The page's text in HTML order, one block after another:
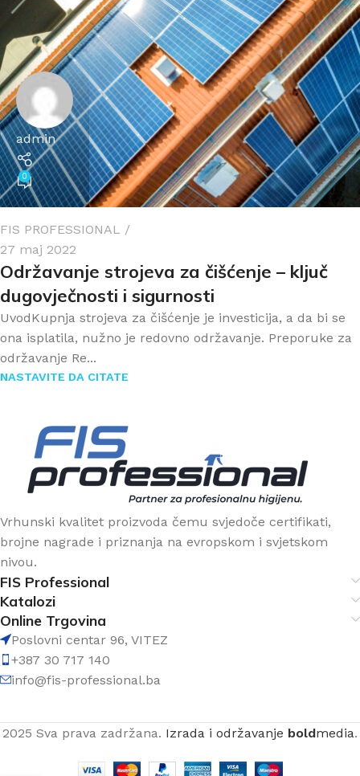
admin
0
FIS PROFESSIONAL
27 maj 2022
Održavanje strojeva za čišćenje – ključ
dugovječnosti i sigurnosti
UvodKupnja strojeva za čišćenje je investicija, a da bi se
ona isplatila, nužno je redovno održavanje. Preporuke za
održavanje Re...
NASTAVITE DA CITATE
Vrhunski kvalitet proizvoda čemu svjedoče certifikati,
brojne nagrade i priznanja na evropskom i svjetskom
nivou.
FIS Professional
Katalozi
Online Trgovina
Poslovni centar 96, VITEZ
+387 30 717 140
info@fis-professional.ba
2025 Sva prava zadržana. Izrada i održavanje boldmedia.